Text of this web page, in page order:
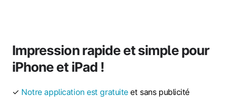
Impression rapide et simple pour
iPhone et iPad !
✓ Notre application est gratuiteet sans publicité